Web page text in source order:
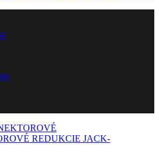
REDUKCIE JACK-